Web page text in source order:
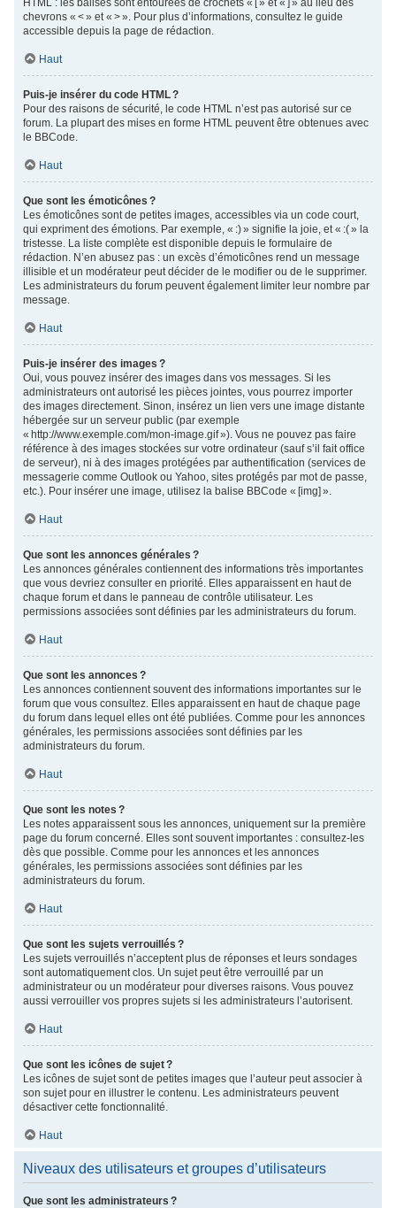
HTML : les balises sont entourées de crochets « [ » et « ] » au lieu des
chevrons « < » et « > ». Pour plus d’informations, consultez le guide
accessible depuis la page de rédaction.
Haut
Puis-je insérer du code HTML ?
Pour des raisons de sécurité, le code HTML n’est pas autorisé sur ce
forum. La plupart des mises en forme HTML peuvent être obtenues avec
le BBCode.
Haut
Que sont les émoticônes ?
Les émoticônes sont de petites images, accessibles via un code court,
qui expriment des émotions. Par exemple, « :) » signifie la joie, et « :( » la
tristesse. La liste complète est disponible depuis le formulaire de
rédaction. N’en abusez pas : un excès d’émoticônes rend un message
illisible et un modérateur peut décider de le modifier ou de le supprimer.
Les administrateurs du forum peuvent également limiter leur nombre par
message.
Haut
Puis-je insérer des images ?
Oui, vous pouvez insérer des images dans vos messages. Si les
administrateurs ont autorisé les pièces jointes, vous pourrez importer
des images directement. Sinon, insérez un lien vers une image distante
hébergée sur un serveur public (par exemple
« http://www.exemple.com/mon-image.gif »). Vous ne pouvez pas faire
référence à des images stockées sur votre ordinateur (sauf s’il fait office
de serveur), ni à des images protégées par authentification (services de
messagerie comme Outlook ou Yahoo, sites protégés par mot de passe,
etc.). Pour insérer une image, utilisez la balise BBCode « [img] ».
Haut
Que sont les annonces générales ?
Les annonces générales contiennent des informations très importantes
que vous devriez consulter en priorité. Elles apparaissent en haut de
chaque forum et dans le panneau de contrôle utilisateur. Les
permissions associées sont définies par les administrateurs du forum.
Haut
Que sont les annonces ?
Les annonces contiennent souvent des informations importantes sur le
forum que vous consultez. Elles apparaissent en haut de chaque page
du forum dans lequel elles ont été publiées. Comme pour les annonces
générales, les permissions associées sont définies par les
administrateurs du forum.
Haut
Que sont les notes ?
Les notes apparaissent sous les annonces, uniquement sur la première
page du forum concerné. Elles sont souvent importantes : consultez-les
dès que possible. Comme pour les annonces et les annonces
générales, les permissions associées sont définies par les
administrateurs du forum.
Haut
Que sont les sujets verrouillés ?
Les sujets verrouillés n’acceptent plus de réponses et leurs sondages
sont automatiquement clos. Un sujet peut être verrouillé par un
administrateur ou un modérateur pour diverses raisons. Vous pouvez
aussi verrouiller vos propres sujets si les administrateurs l’autorisent.
Haut
Que sont les icônes de sujet ?
Les icônes de sujet sont de petites images que l’auteur peut associer à
son sujet pour en illustrer le contenu. Les administrateurs peuvent
désactiver cette fonctionnalité.
Haut
Niveaux des utilisateurs et groupes d’utilisateurs
Que sont les administrateurs ?